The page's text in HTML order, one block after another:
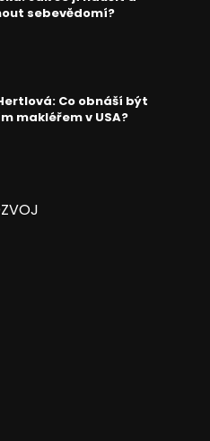
sebevědomí?
Co obnáší být
makléřem v USA?